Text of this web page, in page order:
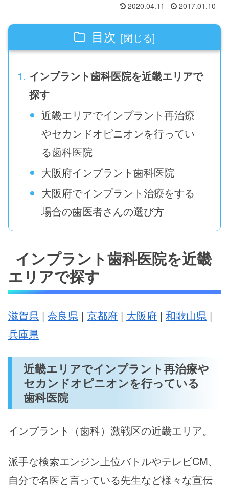
2020.04.11 2017.01.10
目次
インプラント歯科医院を近畿エリアで
探す
近畿エリアでインプラント再治療
やセカンドオピニオンを行ってい
る歯科医院
大阪府インプラント歯科医院
大阪府でインプラント治療をする
場合の歯医者さんの選び方
インプラント歯科医院を近畿
エリアで探す
滋賀県 | 奈良県 | 京都府 | 大阪府 | 和歌山県 |
兵庫県
近畿エリアでインプラント再治療や
セカンドオピニオンを行っている
歯科医院
インプラント（歯科）激戦区の近畿エリア。
派手な検索エンジン上位バトルやテレビCM、
自分で名医と言っている先生など様々な宣伝